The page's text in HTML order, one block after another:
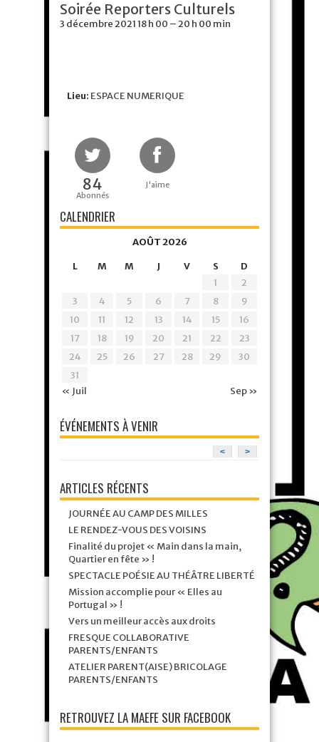
Soirée Reporters Culturels
3 décembre 2021 18 h 00 –20 h 00 min
Lieu: ESPACE NUMERIQUE
84
Abonnés
J'aime
CALENDRIER
AOÛT 2026
L
M M J V S
D
1
2
3
4 5 6 7 8
9
10
11 12 13 14 15
16
17
18 19 20 21 22
23
24
25 26 27 28 29
30
31
« Juil
Sep »
ÉVÉNEMENTS À VENIR
< >
ARTICLES RÉCENTS
JOURNÉE AU CAMP DES MILLES
LE RENDEZ-VOUS DES VOISINS
Finalité du projet « Main dans la main,
Quartier en fête » !
SPECTACLE POÉSIE AU THÉÂTRE LIBERTÉ
Mission accomplie pour « Elles au
Portugal » !
Vers un meilleur accès aux droits
FRESQUE COLLABORATIVE
PARENTS/ENFANTS
ATELIER PARENT(AISE) BRICOLAGE
PARENTS/ENFANTS
RETROUVEZ LA MAEFE SUR FACEBOOK